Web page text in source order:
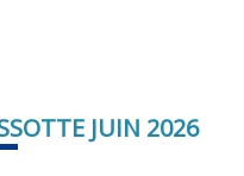
JUIN 2026